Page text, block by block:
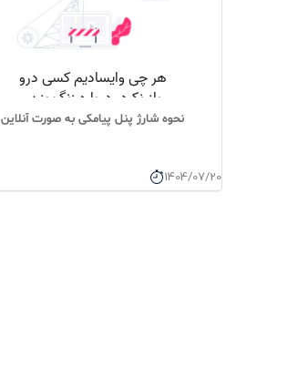
نحوه شارژ پنل پیامکی به صورت آنلاین
1404/07/20